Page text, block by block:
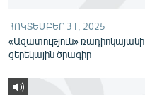
ՀԵՏԵՎԵՔ ՄԵԶ
ՀՈԿՏԵՄԲԵՐ 31, 2025
«Ազատություն» ռադիոկայանի
ցերեկային ծրագիր